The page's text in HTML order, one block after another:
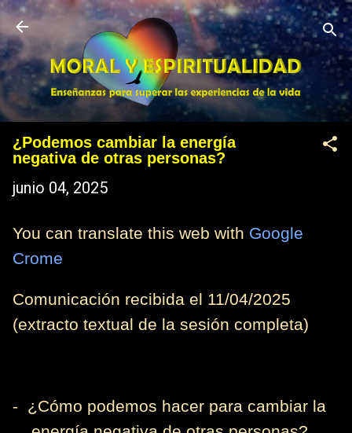
Ir al contenido principal
¿Podemos cambiar la energía
negativa de otras personas?
junio 04, 2025
You can translate this web with Google
Crome
Comunicación recibida el 11/04/2025
(extracto textual de la sesión completa)
- ¿Cómo podemos hacer para cambiar la